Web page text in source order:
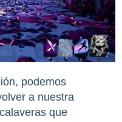
podemos
a nuestra
que